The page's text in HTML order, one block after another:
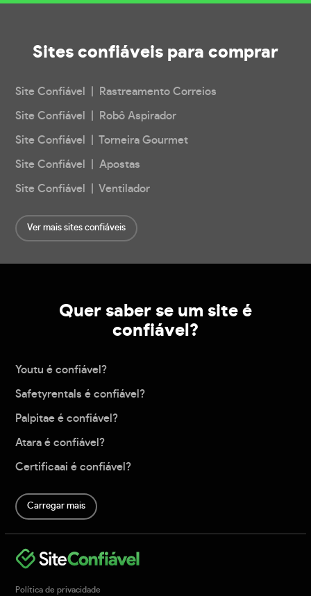
Sites confiáveis para comprar
Site Confiável | Rastreamento Correios
Site Confiável | Robô Aspirador
Site Confiável | Torneira Gourmet
Site Confiável | Apostas
Site Confiável | Ventilador
Ver mais sites confiáveis
Quer saber se um site é
confiável?
Youtu é confiável?
Safetyrentals é confiável?
Palpitae é confiável?
Atara é confiável?
Certificaai é confiável?
Carregar mais
Política de privacidade